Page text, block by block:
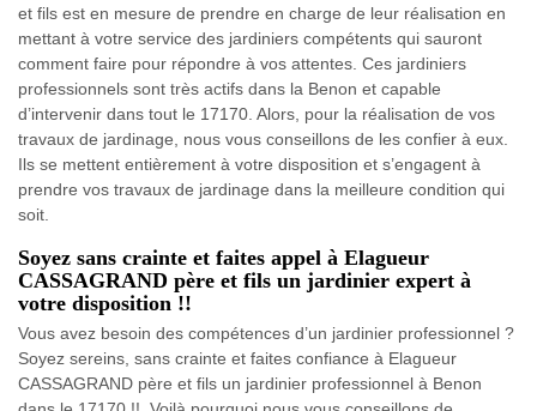
et fils est en mesure de prendre en charge de leur réalisation en
mettant à votre service des jardiniers compétents qui sauront
comment faire pour répondre à vos attentes. Ces jardiniers
professionnels sont très actifs dans la Benon et capable
d’intervenir dans tout le 17170. Alors, pour la réalisation de vos
travaux de jardinage, nous vous conseillons de les confier à eux.
Ils se mettent entièrement à votre disposition et s’engagent à
prendre vos travaux de jardinage dans la meilleure condition qui
soit.
Soyez sans crainte et faites appel à Elagueur
CASSAGRAND père et fils un jardinier expert à
votre disposition !!
Vous avez besoin des compétences d’un jardinier professionnel ?
Soyez sereins, sans crainte et faites confiance à Elagueur
CASSAGRAND père et fils un jardinier professionnel à Benon